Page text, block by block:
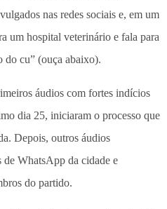
nas redes sociais e, em um
um hospital veterinário e fala para
do cu” (ouça abaixo).
áudios com fortes indícios
dia 25, iniciaram o processo que
Depois, outros áudios
de WhatsApp da cidade e
do partido.